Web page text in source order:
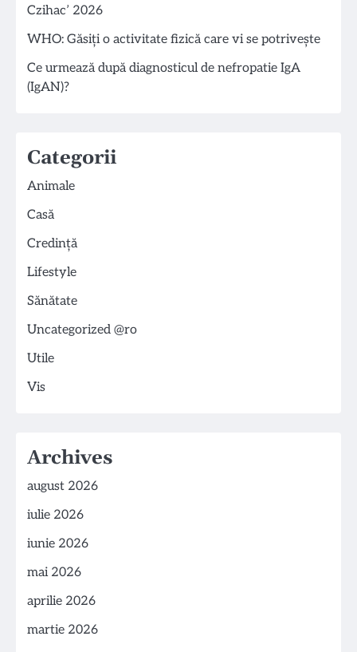
Czihac’ 2026
WHO: Găsiți o activitate fizică care vi se potrivește
Ce urmează după diagnosticul de nefropatie IgA
(IgAN)?
Categorii
Animale
Casă
Credință
Lifestyle
Sănătate
Uncategorized @ro
Utile
Vis
Archives
august 2026
iulie 2026
iunie 2026
mai 2026
aprilie 2026
martie 2026